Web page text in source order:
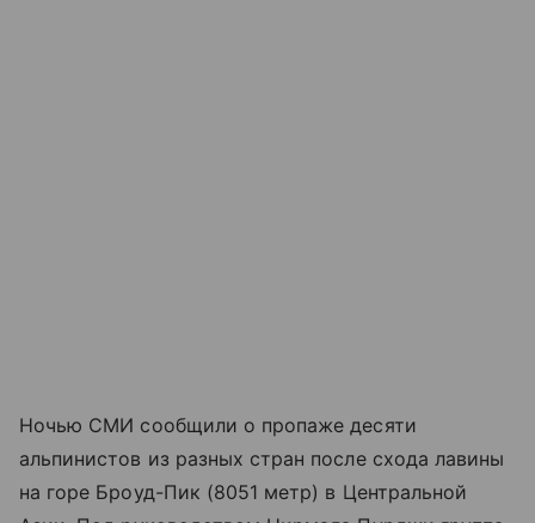
Ночью СМИ сообщили о пропаже десяти
альпинистов из разных стран после схода лавины
на горе Броуд-Пик (8051 метр) в Центральной